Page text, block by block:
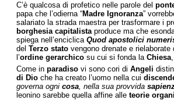
C’è qualcosa di profetico nelle parole del
papa che l’odierna “Madre Ignoranza”
salariato la strada maestra per trasformare i
borghesia capitalistaproduce ma che
spiega nell’enciclica Quod apostolici
del Terzo stato vengono drenate e rielaborate
l’ordine gerarchico su cui si fonda la Chiesa
Come in paradiso vi sono cori di Angeli
di Dio che ha creato l’uomo nella cui
governa ogni cosa, nella sua provvida
leonino sarebbe quella affine alle teorie